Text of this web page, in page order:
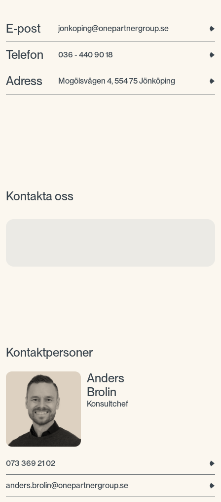
E-post jonkoping@onepartnergroup.se
Telefon 036 - 440 90 18
Adress Mogölsvägen 4, 554 75 Jönköping
Kontakta oss
Kontaktpersoner
Anders
Brolin
Konsultchef
073 369 21 02
anders.brolin@onepartnergroup.se